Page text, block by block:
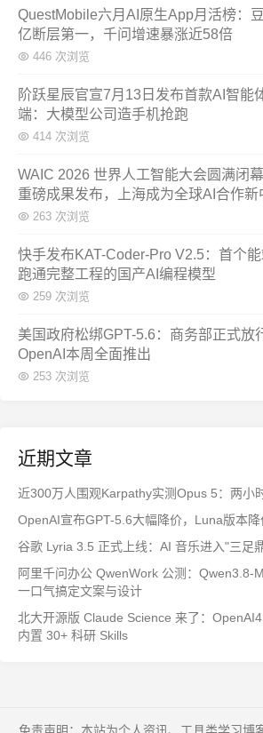
QuestMobile六月AI原生App月活榜：
亿断层第一，千问增速暴涨近58倍
446 次浏览
阶跃星辰官宣7月13日发布首款AI智能
端：大模型公司造手机抢跑
414 次浏览
WAIC 2026 世界人工智能大会圆满闭
重磅成果发布，上海成为全球AI合作新
263 次浏览
快手发布KAT-Coder-Pro V2.5：首个
跑通完整工程的国产AI编程模型
259 次浏览
美国政府松绑GPT-5.6：商务部正式放
OpenAI本周全面推出
253 次浏览
近期文章
近300万人围观Karpathy实测Opus 5：两小
OpenAI宣布GPT-5.6大幅降价，Luna版本
谷歌 Lyria 3.5 正式上线：AI 音乐进入"三足
阿里千问办公 QwenWork 公测：Qwen3.8-
一口气搞定文案与设计
北大开源版 Claude Science 来了：
内置 30+ 科研 Skills